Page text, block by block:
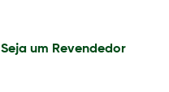
Seja um Revendedor